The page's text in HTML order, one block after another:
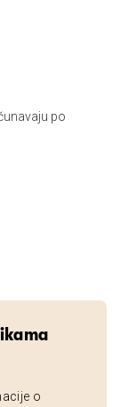
po
o